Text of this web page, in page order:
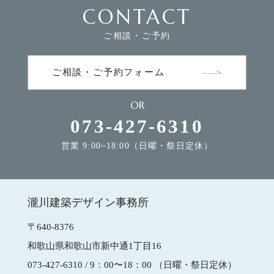
CONTACT
ご相談・ご予約
ご相談・ご予約フォーム
OR
073-427-6310
営業 9:00~18:00（日曜・祭日定休）
瀧川建築デザイン事務所
〒640-8376
和歌山県和歌山市新中通1丁目16
073-427-6310 / 9：00〜18：00 （日曜・祭日定休）